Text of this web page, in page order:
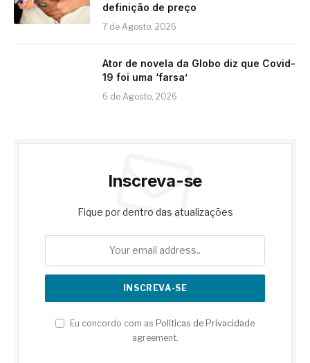
definição de preço
7 de Agosto, 2026
Ator de novela da Globo diz que Covid-
19 foi uma ‘farsa’
6 de Agosto, 2026
Inscreva-se
Fique por dentro das atualizações
Eu concordo com as Políticas de Privacidade
agreement.